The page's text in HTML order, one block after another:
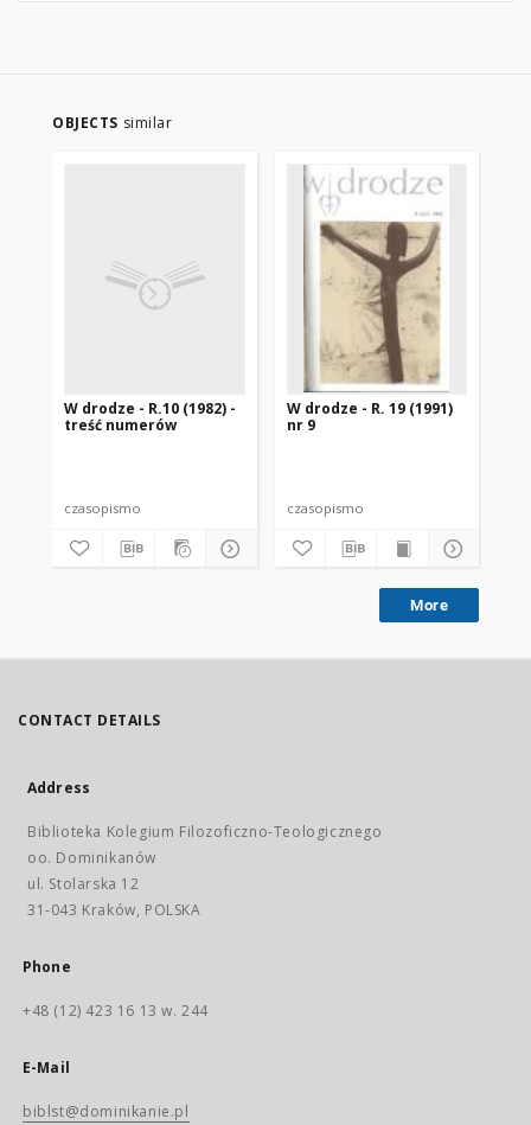
OBJECTS similar
W drodze - R.10 (1982) -
treść numerów
czasopismo
W drodze - R. 19 (1991)
nr 9
czasopismo
More
CONTACT DETAILS
Address
Biblioteka Kolegium Filozoficzno-Teologicznego
oo. Dominikanów
ul. Stolarska 12
31-043 Kraków, POLSKA
Phone
+48 (12) 423 16 13 w. 244
E-Mail
biblst@dominikanie.pl